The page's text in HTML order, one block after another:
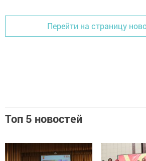
Перейти на страницу
Топ 5 новостей